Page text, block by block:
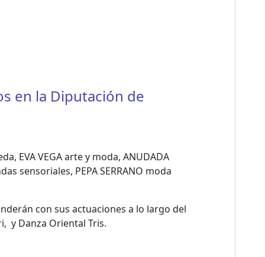
en la Diputación de
EVA VEGA arte y moda, ANUDADA
sensoriales, PEPA SERRANO moda
con sus actuaciones a lo largo del
y Danza Oriental Tris.